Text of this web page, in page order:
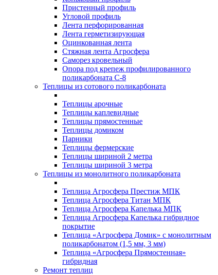
Пристенный профиль
Угловой профиль
Лента перфорированная
Лента герметизирующая
Оцинкованная лента
Стяжная лента Агросфера
Саморез кровельный
Опора под крепеж профилированного
поликарбоната С-8
Теплицы из сотового поликарбоната
Теплицы арочные
Теплицы каплевидные
Теплицы прямостенные
Теплицы домиком
Парники
Теплицы фермерские
Теплицы шириной 2 метра
Теплицы шириной 3 метра
Теплицы из монолитного поликарбоната
Теплица Агросфера Престиж МПК
Теплица Агросфера Титан МПК
Теплица Агросфера Капелька МПК
Теплица Агросфера Капелька гибридное
покрытие
Теплица «Агросфера Домик» с монолитным
поликарбонатом (1,5 мм, 3 мм)
Теплица «Агросфера Прямостенная»
гибридная
Ремонт теплиц